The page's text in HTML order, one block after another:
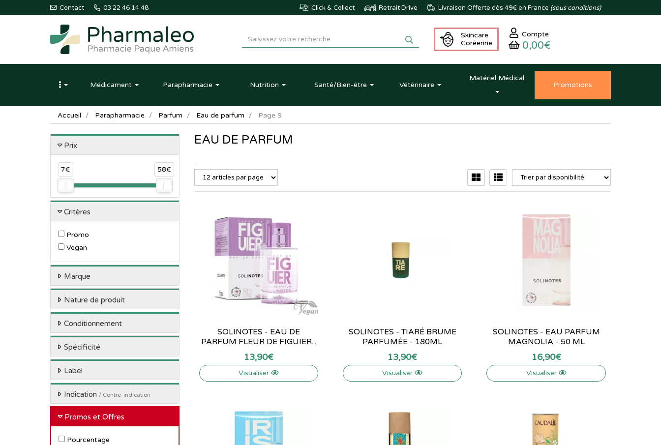
Contact 03 22 46 14 48 Click & Collect Retrait Drive Livraison Offerte dès 49€ en France (sous conditions)
Pharmaleo
Pharmacie
Paque
Amiens
Skincare
Coréenne
Compte
0,00€
Médicament Parapharmacie Nutrition Santé/Bien-être Vétérinaire
Matériel Médical
Promotions
Accueil Parapharmacie Parfum Eau de parfum Page 9
Prix
7€ 58€
Critères
Promo
Vegan
Marque
Nature de produit
Conditionnement
Spécificité
Label
Indication / Contre-indication
Promos et Offres
Pourcentage
EAU DE PARFUM
SOLINOTES - EAU DE
PARFUM FLEUR DE FIGUIER...
13,90€
Visualiser
SOLINOTES - TIARÉ BRUME
PARFUMÉE - 180ML
13,90€
Visualiser
SOLINOTES - EAU PARFUM
MAGNOLIA - 50 ML
16,90€
Visualiser